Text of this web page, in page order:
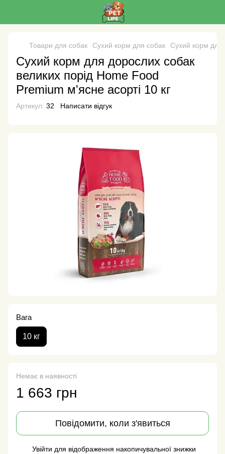
Товари для собак Сухий корм для собак Сухий корм для
Сухий корм для дорослих собак
великих порід Home Food
Premium м'ясне асорті 10 кг
Артикул: 32 Написати відгук
Вага
10 кг
Немає в наявності
1 663 грн
Повідомити, коли з'явиться
Увійти для відображення накопичувальної знижки